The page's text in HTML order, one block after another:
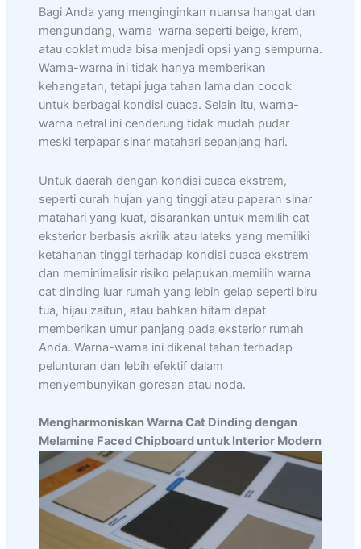
Bagi Anda yang menginginkan nuansa hangat dan
mengundang, warna-warna seperti beige, krem,
atau coklat muda bisa menjadi opsi yang sempurna.
Warna-warna ini tidak hanya memberikan
kehangatan, tetapi juga tahan lama dan cocok
untuk berbagai kondisi cuaca. Selain itu, warna-
warna netral ini cenderung tidak mudah pudar
meski terpapar sinar matahari sepanjang hari.
Untuk daerah dengan kondisi cuaca ekstrem,
seperti curah hujan yang tinggi atau paparan sinar
matahari yang kuat, disarankan untuk memilih cat
eksterior berbasis akrilik atau lateks yang memiliki
ketahanan tinggi terhadap kondisi cuaca ekstrem
dan meminimalisir risiko pelapukan.memilih warna
cat dinding luar rumah yang lebih gelap seperti biru
tua, hijau zaitun, atau bahkan hitam dapat
memberikan umur panjang pada eksterior rumah
Anda. Warna-warna ini dikenal tahan terhadap
pelunturan dan lebih efektif dalam
menyembunyikan goresan atau noda.
Mengharmoniskan Warna Cat Dinding dengan
Melamine Faced Chipboard untuk Interior Modern